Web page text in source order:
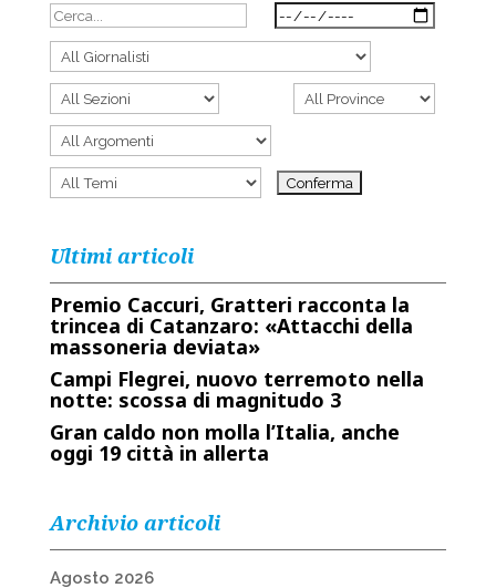
Ultimi articoli
Premio Caccuri, Gratteri racconta la
trincea di Catanzaro: «Attacchi della
massoneria deviata»
Campi Flegrei, nuovo terremoto nella
notte: scossa di magnitudo 3
Gran caldo non molla l’Italia, anche
oggi 19 città in allerta
Archivio articoli
Agosto 2026